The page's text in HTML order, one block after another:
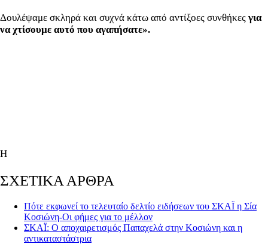
Δουλέψαμε σκληρά και συχνά κάτω από αντίξοες συνθήκες για
να χτίσουμε αυτό που αγαπήσατε».
Η
ΣΧΕΤΙΚΑ ΑΡΘΡΑ
Πότε εκφωνεί το τελευταίο δελτίο ειδήσεων του ΣΚΑΪ η Σία
Κοσιώνη-Οι φήμες για το μέλλον
ΣΚΑΪ: Ο αποχαιρετισμός Παπαχελά στην Κοσιώνη και η
αντικαταστάστρια